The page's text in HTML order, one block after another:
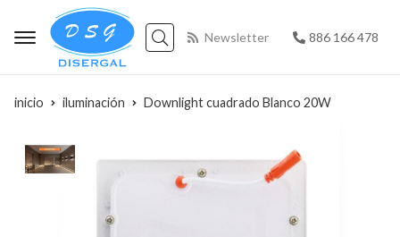
Buscar
Newsletter 886 166 478
inicio iluminación Downlight cuadrado Blanco 20W